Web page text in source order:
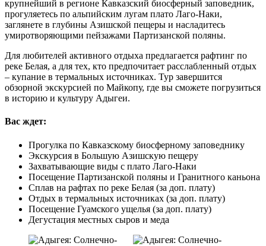
крупнейший в регионе Кавказский биосферный заповедник,
прогуляетесь по альпийским лугам плато Лаго-Наки,
заглянете в глубины Азишской пещеры и насладитесь
умиротворяющими пейзажами Партизанской поляны.
Для любителей активного отдыха предлагается рафтинг по
реке Белая, а для тех, кто предпочитает расслабленный отдых
– купание в термальных источниках. Тур завершится
обзорной экскурсией по Майкопу, где вы сможете погрузиться
в историю и культуру Адыгеи.
Вас ждет:
Прогулка по Кавказскому биосферному заповеднику
Экскурсия в Большую Азишскую пещеру
Захватывающие виды с плато Лаго-Наки
Посещение Партизанской поляны и Гранитного каньона
Сплав на рафтах по реке Белая (за доп. плату)
Отдых в термальных источниках (за доп. плату)
Посещение Гуамского ущелья (за доп. плату)
Дегустация местных сыров и меда